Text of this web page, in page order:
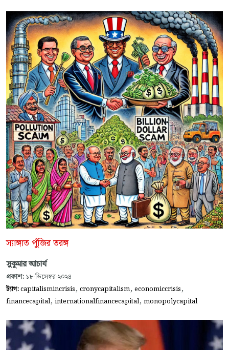
স্যাঙ্গাত পুঁজির তরঙ্গ
সুকুমার আচার্য
প্রকাশ: ১৮-ডিসেম্বর-২০২৪
ট্যাগ:capitalismincrisis, cronycapitalism, economiccrisis,
financecapital, internationalfinancecapital, monopolycapital